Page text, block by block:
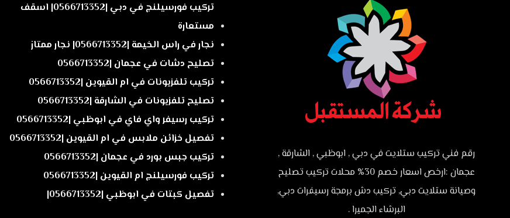
رقم فني تركيب ستلايت في دبي , ابوظبي , الشارقة ,
عجمان :ارخص اسعار خصم 30% محلات تركيب تصليح
وصيانة ستلايت دبي, تركيب دش برمجة رسيفرات دبي,
البرشاء الجميرا .
تركيب فورسيلنج في دبي |0566713352| اسقف
مستعارة
نجار في راس الخيمة |0566713352| نجار ممتاز
تصليح دشات في عجمان |0566713352
تركيب تلفزيونات في ام القيوين |0566713352
تصليح تلفزيونات في الشارقة |0566713352
تركيب رسيفر واي فاي في ابوظبي |0566713352
تفصيل خزائن ملابس في ام القيوين |0566713352
تركيب جبس بورد في عجمان |0566713352
تركيب فورسيلنج ام القيوين |0566713352
تفصيل كبتات في ابوظبي |0566713352|